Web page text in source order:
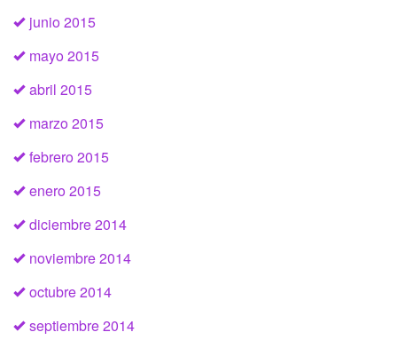
junio 2015
mayo 2015
abril 2015
marzo 2015
febrero 2015
enero 2015
diciembre 2014
noviembre 2014
octubre 2014
septiembre 2014